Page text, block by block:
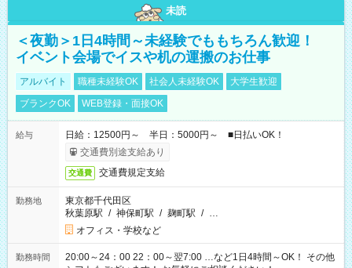
未読
＜夜勤＞1日4時間～未経験でももちろん歓迎！
イベント会場でイスや机の運搬のお仕事
アルバイト 職種未経験OK 社会人未経験OK
大学生歓迎
ブランクOK
WEB登録・面接OK
給与
日給：12500円～ 半日：5000円～ ■日払いOK！
交通費別途支給あり
交通費 交通費規定支給
勤務地
東京都千代田区
秋葉原駅 / 神保町駅 / 麹町駅 / …
オフィス・学校など
勤務時間
20:00～24：00 22：00～翌7:00 …など1日4時間～OK！ その他